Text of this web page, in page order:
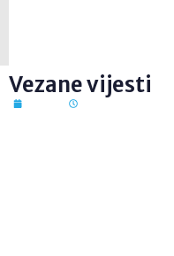
Vezane vijesti